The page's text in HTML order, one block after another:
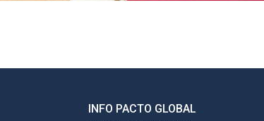
INFO PACTO GLOBAL